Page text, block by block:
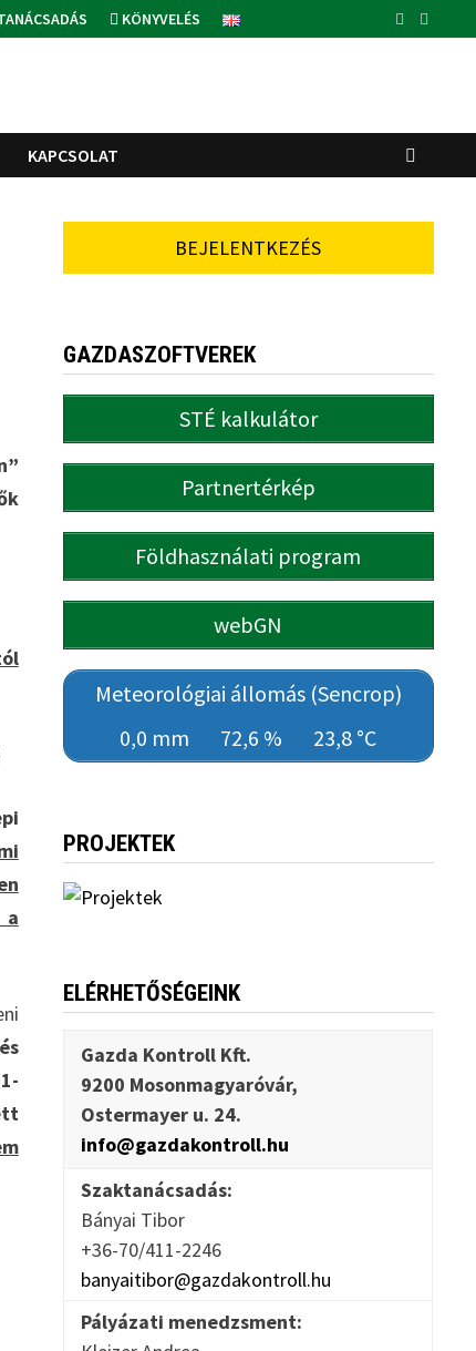
KÖNYVELÉS
KAPCSOLAT
a
BEJELENTKEZÉS
GAZDASZOFTVEREK
STÉ kalkulátor
Partnertérkép
Földhasználati program
webGN
Meteorológiai állomás (Sencrop)
0,0 mm
72,6 % 23,8 °C
PROJEKTEK
ELÉRHETŐSÉGEINK
Gazda Kontroll Kft.
9200 Mosonmagyaróvár,
Ostermayer u. 24.
info@gazdakontroll.hu
Szaktanácsadás:
Bányai Tibor
+36-70/411-2246
banyaitibor@gazdakontroll.hu
Pályázati menedzsment: